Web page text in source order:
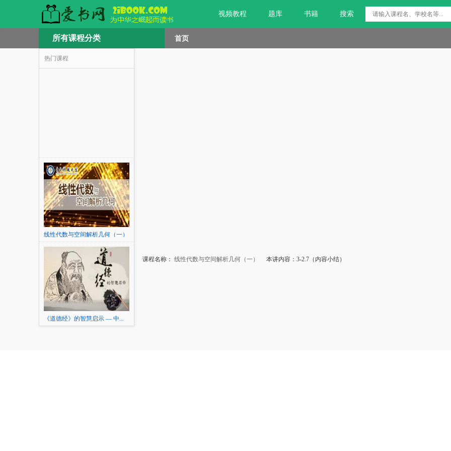
视频教程 题库 书籍 搜索
所有课程分类 首页
热门课程
线性代数与空间解析几何（一）
《道德经》的智慧启示 — 中...
课程名称： 线性代数与空间解析几何（一） 本讲内容：3-2.7（内容小结）